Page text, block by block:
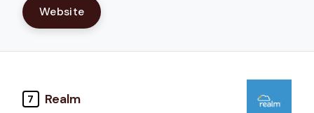
Website
7 Realm